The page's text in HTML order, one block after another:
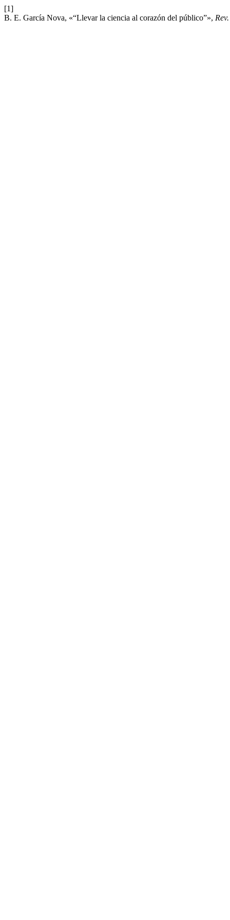
[1]
B. E. García Nova, «“Llevar la ciencia al corazón del público”»,